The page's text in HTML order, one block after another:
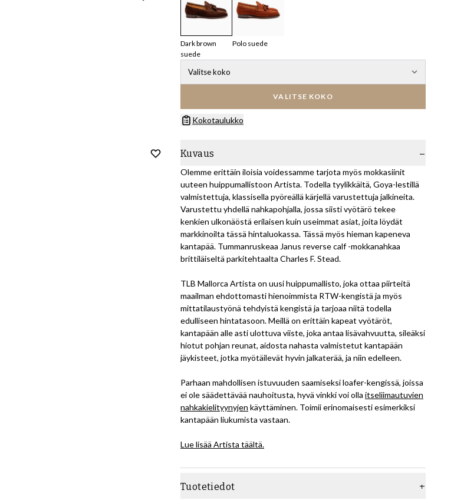
Dark brown
suede
Polo suede
Valitse koko
VALITSE KOKO
Kokotaulukko
Kuvaus
Olemme erittäin iloisia voidessamme tarjota myös mokkasiinit
uuteen huippumallistoon Artista. Todella tyylikkäitä, Goya-lestillä
valmistettuja, klassisella pyöreällä kärjellä varustettuja jalkineita.
Varustettu yhdellä nahkapohjalla, jossa siisti vyötärö tekee
kenkien ulkonäöstä erilaisen kuin useimmat asiat, joita löydät
markkinoilta tässä hintaluokassa. Tässä myös hieman kapeneva
kantapää. Tummanruskeaa Janus reverse calf -mokkanahkaa
brittiläiseltä parkitehtaalta Charles F. Stead.
TLB Mallorca Artista on uusi huippumallisto, joka ottaa piirteitä
maailman ehdottomasti hienoimmista RTW-kengistä ja myös
mittatilaustyönä tehdyistä kengistä ja tarjoaa niitä todella
edulliseen hintatasoon. Meillä on erittäin kapeat vyötäröt,
kantapään alle asti ulottuva viiste, joka antaa lisävahvuutta, sileäksi
hiotut pohjan reunat, aidosta nahasta valmistetut kantapään
jäykisteet, jotka myötäilevät hyvin jalkaterää, ja niin edelleen.
Parhaan mahdollisen istuvuuden saamiseksi loafer-kengissä, joissa
ei ole säädettävää nauhoitusta, hyvä vinkki voi olla itseliimautuvien
nahkakielityynyjen käyttäminen. Toimii erinomaisesti esimerkiksi
kantapään liukumista vastaan.
Lue lisää Artista täältä.
Tuotetiedot